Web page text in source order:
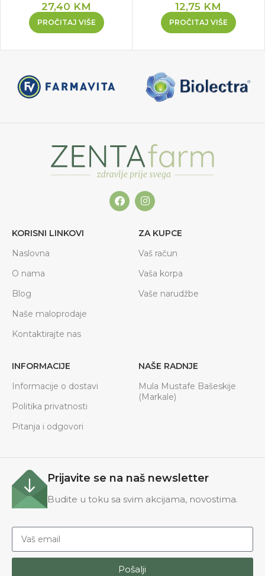
27,40 KM
PROČITAJ VIŠE
12,75 KM
PROČITAJ VIŠE
KORISNI LINKOVI
Naslovna
O nama
Blog
Naše maloprodaje
Kontaktirajte nas
ZA KUPCE
Vaš račun
Vaša korpa
Vaše narudžbe
INFORMACIJE
Informacije o dostavi
Politika privatnosti
Pitanja i odgovori
NAŠE RADNJE
Mula Mustafe Bašeskije
(Markale)
Prijavite se na naš newsletter
Budite u toku sa svim akcijama, novostima.
Pošalji